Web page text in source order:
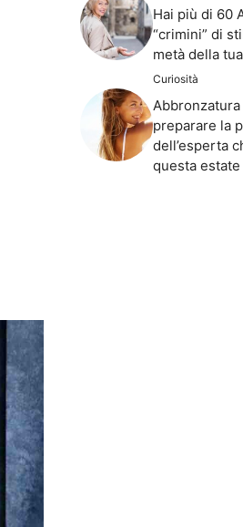
Hai più di 60
“crimini” di
metà della
Curiosità
preparare la
dell’esperta
questa estate